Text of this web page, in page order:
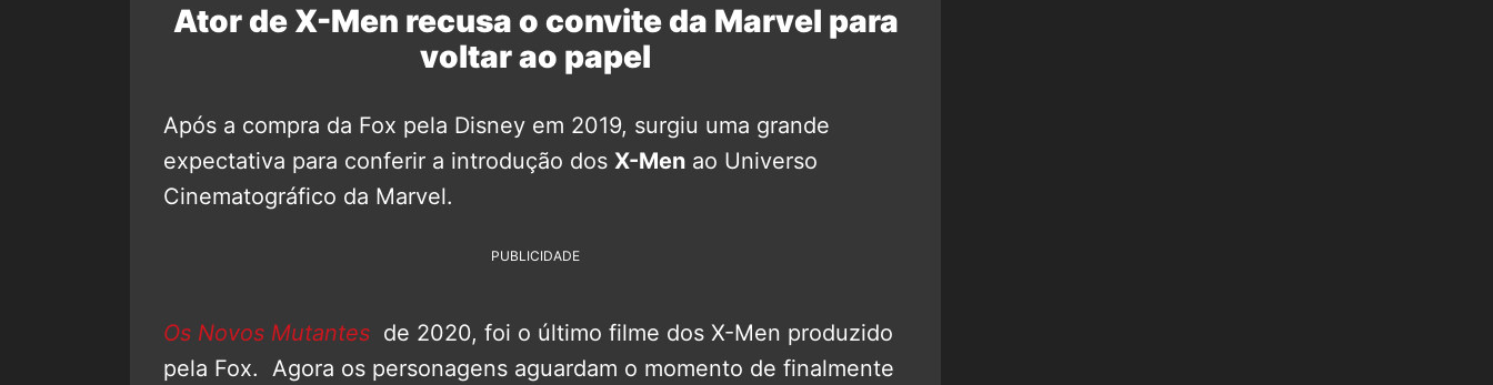
Ator de X-Men recusa o convite da Marvel para
voltar ao papel
Após a compra da Fox pela Disney em 2019, surgiu uma grande
expectativa para conferir a introdução dos X-Men ao Universo
Cinematográfico da Marvel.
PUBLICIDADE
Os Novos Mutantes de 2020, foi o último filme dos X-Men produzido
pela Fox. Agora os personagens aguardam o momento de finalmente